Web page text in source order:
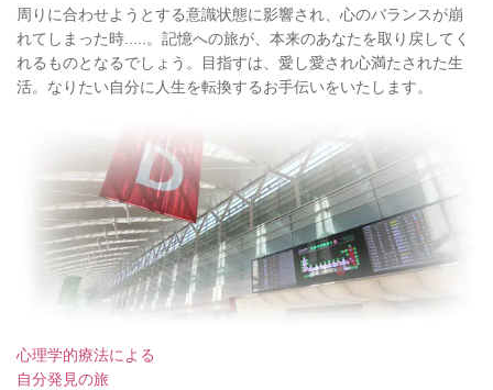
周りに合わせようとする意識状態に影響され、心のバランスが崩
れてしまった時.....。記憶への旅が、本来のあなたを取り戻してく
れるものとなるでしょう。目指すは、愛し愛され心満たされた生
活。なりたい自分に人生を転換するお手伝いをいたします。
心理学的療法による
自分発見の旅